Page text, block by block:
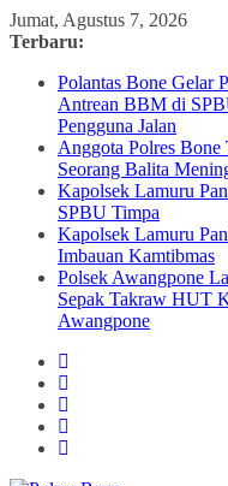
Skip
to
Jumat, Agustus 7, 2026
Terbaru:
Polantas Bone Gelar
Antrean BBM di
Pengguna Jalan
Anggota Polres
Seorang Balita
Kapolsek Lamuru
SPBU Timpa
Kapolsek Lamuru
Imbauan Kamtibmas
Polsek Awangpone
Sepak Takraw HUT
Awangpone